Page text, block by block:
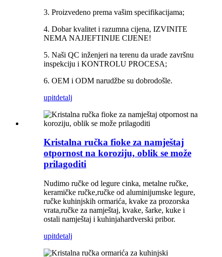
3. Proizvedeno prema vašim specifikacijama;
4. Dobar kvalitet i razumna cijena, IZVINITE
NEMA NAJJEFTINIJE CIJENE!
5. Naši QC inženjeri na terenu da urade završnu
inspekciju i KONTROLU PROCESA;
6. OEM i ODM narudžbe su dobrodošle.
upitdetalj
Kristalna ručka fioke za namještaj
otpornost na koroziju, oblik se može
prilagoditi
Nudimo ručke od legure cinka, metalne ručke,
keramičke ručke,ručke od aluminijumske legure,
ručke kuhinjskih ormarića, kvake za prozorska
vrata,ručke za namještaj, kvake, šarke, kuke i
ostali namještaj i kuhinjahardverski pribor.
upitdetalj